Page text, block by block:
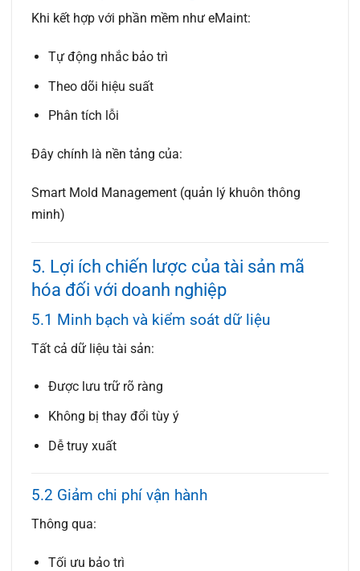
Khi kết hợp với phần mềm như eMaint:
Tự động nhắc bảo trì
Theo dõi hiệu suất
Phân tích lỗi
Đây chính là nền tảng của:
Smart Mold Management (quản lý khuôn thông
minh)
5. Lợi ích chiến lược của tài sản mã
hóa đối với doanh nghiệp
5.1 Minh bạch và kiểm soát dữ liệu
Tất cả dữ liệu tài sản:
Được lưu trữ rõ ràng
Không bị thay đổi tùy ý
Dễ truy xuất
5.2 Giảm chi phí vận hành
Thông qua:
Tối ưu bảo trì